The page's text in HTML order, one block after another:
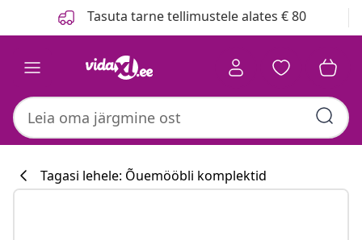
Tasuta tarne tellimustele alates € 80
Tagasi lehele: Õuemööbli komplektid